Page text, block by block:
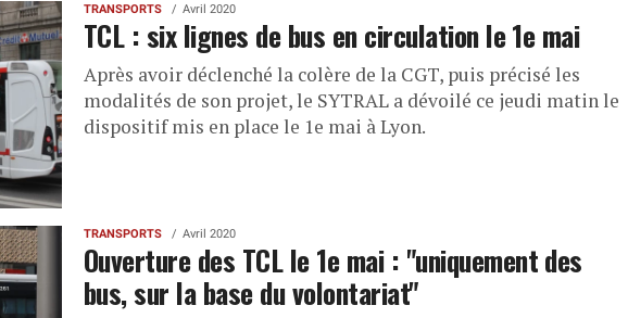
TRANSPORTS Avril 2020
TCL : six lignes de bus en circulation le 1e mai
Après avoir déclenché la colère de la CGT, puis précisé les
modalités de son projet, le SYTRAL a dévoilé ce jeudi matin le
dispositif mis en place le 1e mai à Lyon.
TRANSPORTS Avril 2020
Ouverture des TCL le 1e mai : "uniquement des
bus, sur la base du volontariat"